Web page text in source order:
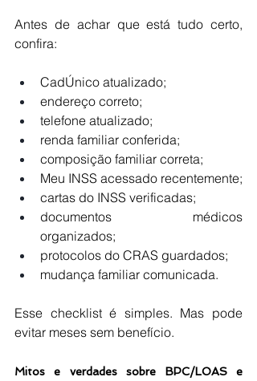
Antes de achar que está tudo certo,
confira:
CadÚnico atualizado;
endereço correto;
telefone atualizado;
renda familiar conferida;
composição familiar correta;
Meu INSS acessado recentemente;
cartas do INSS verificadas;
documentos médicos
organizados;
protocolos do CRAS guardados;
mudança familiar comunicada.
Esse checklist é simples. Mas pode
evitar meses sem benefício.
Mitos e verdades sobre BPC/LOAS e